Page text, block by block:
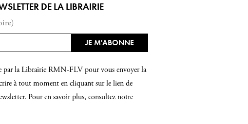
DE LA LIBRAIRIE
par la Librairie RMN-FLV pour vous envoyer la
à tout moment en cliquant sur le lien de
Pour en savoir plus, consultez notre